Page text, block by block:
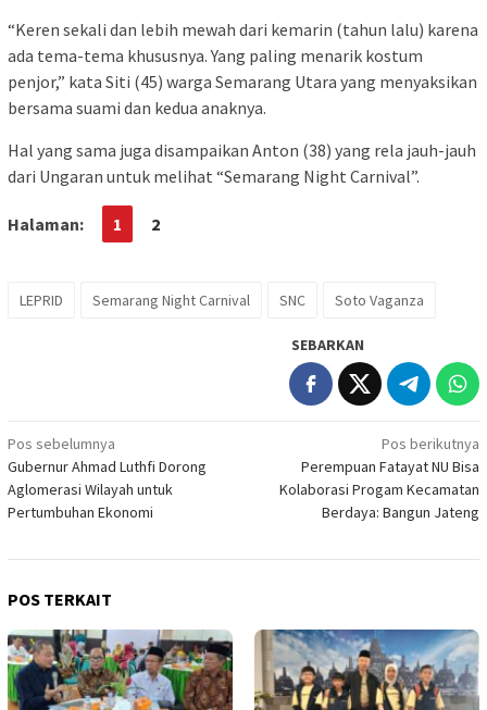
“Keren sekali dan lebih mewah dari kemarin (tahun lalu) karena
ada tema-tema khususnya. Yang paling menarik kostum
penjor,” kata Siti (45) warga Semarang Utara yang menyaksikan
bersama suami dan kedua anaknya.
Hal yang sama juga disampaikan Anton (38) yang rela jauh-jauh
dari Ungaran untuk melihat “Semarang Night Carnival”.
Halaman: 1 2
LEPRID Semarang Night Carnival SNC Soto Vaganza
SEBARKAN
Navigasi
pos
Pos sebelumnya
Gubernur Ahmad Luthfi Dorong
Aglomerasi Wilayah untuk
Pertumbuhan Ekonomi
Pos berikutnya
Perempuan Fatayat NU Bisa
Kolaborasi Progam Kecamatan
Berdaya: Bangun Jateng
POS TERKAIT